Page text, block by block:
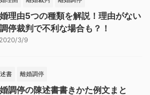
理由5つの種類を解説！理由がない
停裁判で不利な場合も？！
2020/3/9
書 離婚調停
調停の陳述書書きかた例文まと